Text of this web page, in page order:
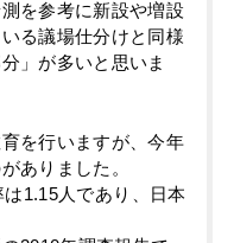
を参考に新設や増設
る議場仕分けと同様
」が多いと思いま
を行いますが、今年
ありました。
1.15人であり、日本